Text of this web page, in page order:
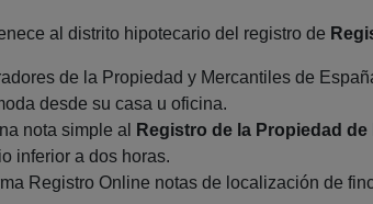
al distrito hipotecario del registro de
de la Propiedad y Mercantiles de
desde su casa u oficina.
nota simple al
Registro de la Propiedad de
inferior a dos horas.
Registro Online notas de localización de